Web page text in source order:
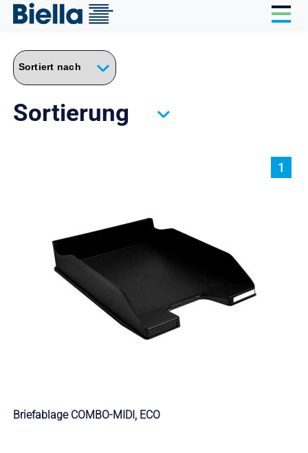
Sortierung
1
Briefablage COMBO-MIDI, ECO
Cookie-Einstellungen